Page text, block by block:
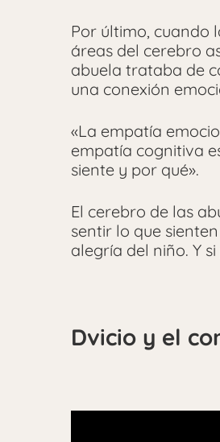
Por último, cuando
áreas del cerebro
abuela trataba de
una conexión
«La empatía
empatía cognitiva
siente y por qué».
El cerebro de las
sentir lo que
alegría del niño. Y
Dvicio y el